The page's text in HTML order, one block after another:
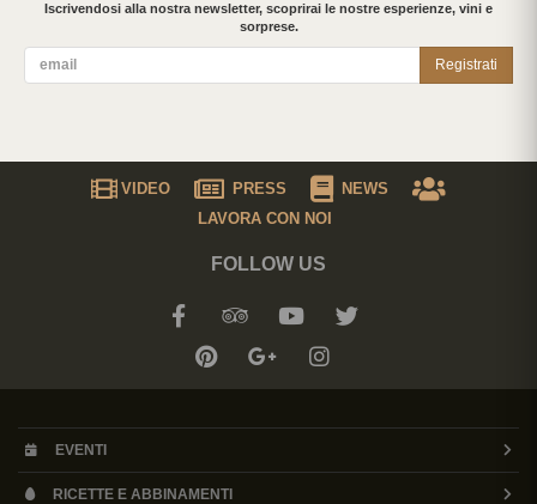
Iscrivendosi alla nostra newsletter, scoprirai le nostre esperienze, vini e
sorprese.
Registrati
VIDEO PRESS
NEWS
LAVORA CON NOI
FOLLOW US
EVENTI
RICETTE E ABBINAMENTI